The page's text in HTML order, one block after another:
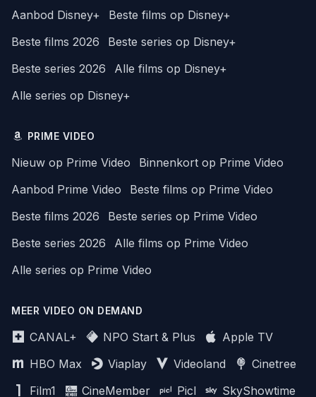
Aanbod Disney+
Beste films op Disney+
Beste films 2026
Beste series op Disney+
Beste series 2026
Alle films op Disney+
Alle series op Disney+
PRIME VIDEO
Nieuw op Prime Video
Binnenkort op Prime Video
Aanbod Prime Video
Beste films op Prime Video
Beste films 2026
Beste series op Prime Video
Beste series 2026
Alle films op Prime Video
Alle series op Prime Video
MEER VIDEO ON DEMAND
CANAL+ NPO Start & Plus
Apple TV
HBO Max
Viaplay Videoland
Cinetree
Film1
CineMember Picl SkyShowtime